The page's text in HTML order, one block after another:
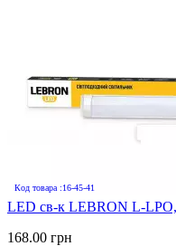
Код товара :16-45-41
LED св-к LEBRON L-
168.00 грн